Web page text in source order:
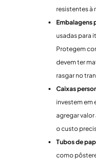
resistentes à
Embalagens
usadas para
Protegem
devem ter
rasgar no
Caixas
investem em
agregar valor
o custo
Tubos de
como